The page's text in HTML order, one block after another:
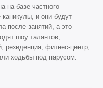
на базе частного
каникулы, и они будут
после занятий, а это
шоу талантов,
резиденция, фитнес-центр,
ходьбы под парусом.